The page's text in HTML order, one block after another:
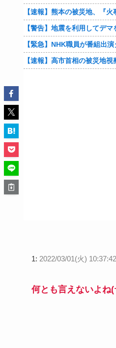
1: 2022/03/01(火)
何とも言えないよね(